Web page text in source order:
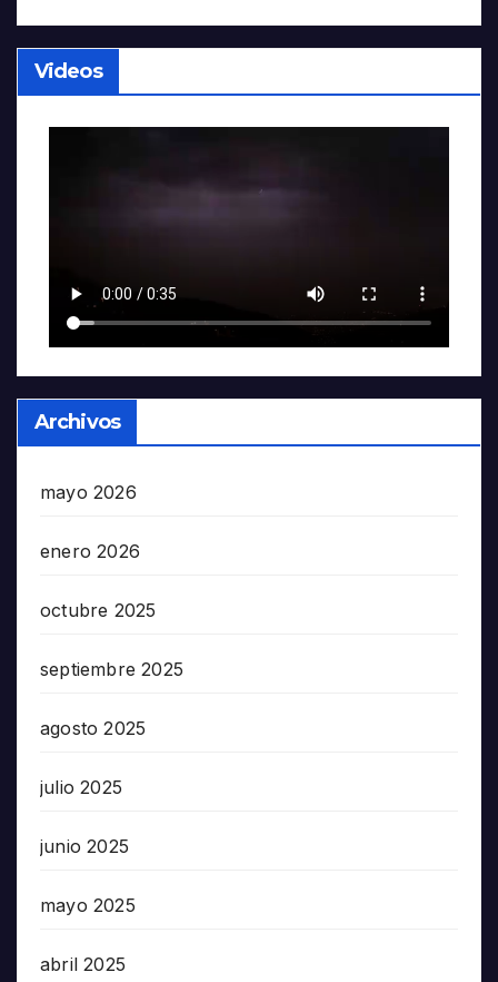
Videos
Archivos
mayo 2026
enero 2026
octubre 2025
septiembre 2025
agosto 2025
julio 2025
junio 2025
mayo 2025
abril 2025